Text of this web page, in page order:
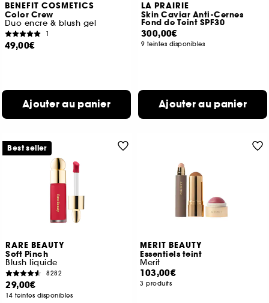
BENEFIT COSMETICS
Color Crew
Duo encre & blush gel
1
49,00€
Ajouter au panier
LA PRAIRIE
Skin Caviar Anti-Cernes
Fond de Teint SPF30
300,00€
9 teintes disponibles
Ajouter au panier
RARE BEAUTY
Soft Pinch
Blush liquide
8282
29,00€
14 teintes disponibles
Best seller
MERIT BEAUTY
Essentiels teint
Merit
103,00€
3 produits